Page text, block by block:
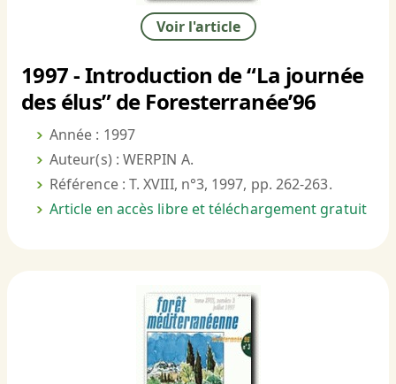
Voir l'article
1997 - Introduction de “La journée
des élus” de Foresterranée’96
Année : 1997
Auteur(s) : WERPIN A.
Référence : T. XVIII, n°3, 1997, pp. 262-263.
Article en accès libre et téléchargement gratuit